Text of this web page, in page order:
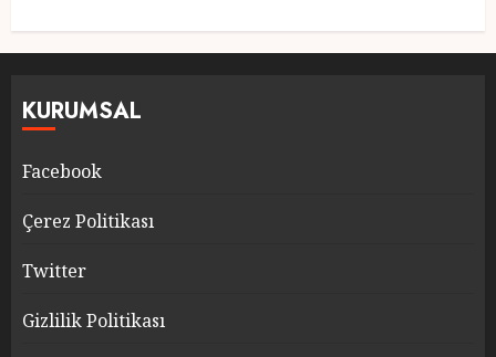
KURUMSAL
Facebook
Çerez Politikası
Twitter
Gizlilik Politikası